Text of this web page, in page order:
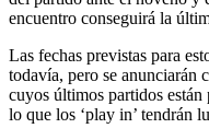
encuentro conseguirá la
Las fechas previstas para
todavía, pero se anunciarán
cuyos últimos partidos
lo que los ‘play in’ tendrán